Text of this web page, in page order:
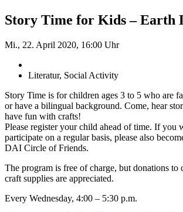
Story Time for Kids – Earth
Mi., 22. April 2020, 16:00 Uhr
Literatur, Social Activity
Story Time is for children ages 3 to 5 who are
or have a bilingual background. Come, hear
have fun with crafts!
Please register your child ahead of time. If you
participate on a regular basis, please also
DAI Circle of Friends.
The program is free of charge, but donations to
craft supplies are appreciated.
Every Wednesday, 4:00 – 5:30 p.m.